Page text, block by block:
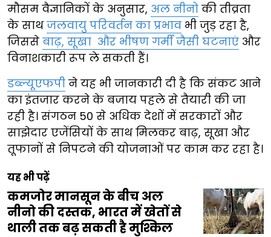
मौसम वैज्ञानिकों के अनुसार, अल नीनो की तीव्रता
के साथजलवायु परिवर्तन का प्रभाव भी जुड़ रहा है,
जिससे बाढ़, सूखा और भीषण गर्मी जैसी घटनाएं और
विनाशकारी रूप ले सकती हैं।
डब्ल्यूएफपी ने यह भी जानकारी दी है कि संकट आने
का इंतजार करने के बजाय पहले से तैयारी की जा
रही है। संगठन 50 से अधिक देशों में सरकारों और
साझेदार एजेंसियों के साथ मिलकर बाढ़, सूखा और
तूफानों से निपटने की योजनाओं पर काम कर रहा है।
यह भी पढ़ें
कमजोर मानसून के बीच अल
नीनो की दस्तक, भारत में खेतों से
थाली तक बढ़ सकती है मुश्किल